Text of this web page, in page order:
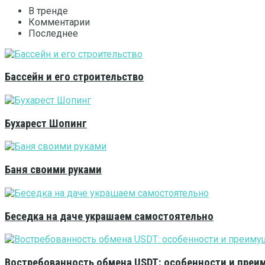
В тренде
Комментарии
Последнее
Бассейн и его строительство
Бухарест Шопинг
Баня своими руками
Беседка на даче украшаем самостоятельно